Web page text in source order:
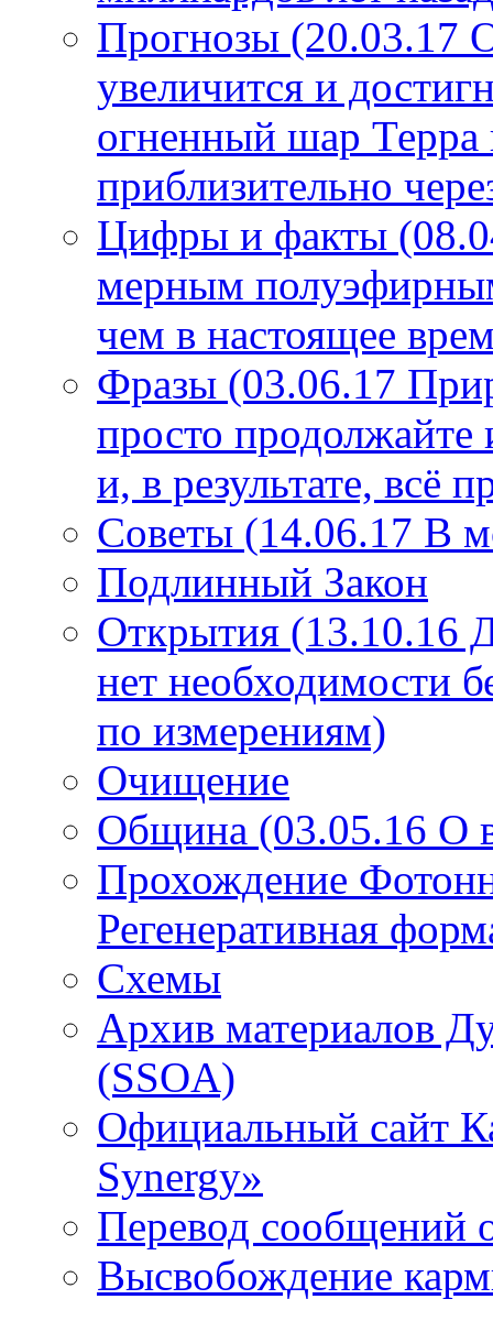
Прогнозы (20.03.17
увеличится и
огненный шар Терра
приблизительно
Цифры и факты
мерным
чем в настоящее
Фразы (03.06.17
просто продолжайте
и, в результате, всё
Советы (14.06.17 В
Подлинный Закон
Открытия (13.10.16
нет необходимости
по измерениям)
Очищение
Община (03.05.16 О
Прохождение
Регенеративная
Схемы
Архив материалов
(SSOA)
Официальный сайт
Synergy»
Перевод сообщений
Высвобождение